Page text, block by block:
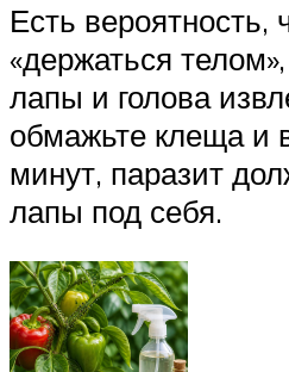
Есть вероятность,
«держаться
лапы и голова
обмажьте клеща и
минут, паразит
лапы под себя.